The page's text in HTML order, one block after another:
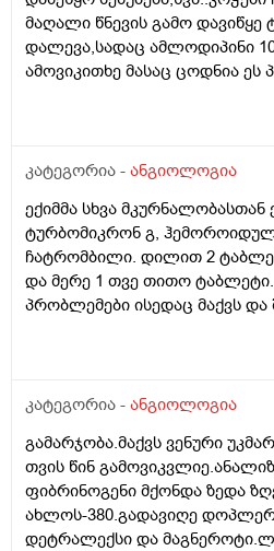
მაღალი წნევის გამო დავიწყე
დალევა,სადაც ამლოდიპინი
ამოვიკითხე მასაც ცოდნია
მქონია ასე
გადავიტვირთე,მუხლებზეც
აქამდე გამოჩნდებოდაო....
დავაბრალო არ ვიცი,მირჩიეთ
კატეგორია - ანგიოლოგია
ექიმმა სხვა
ტურბომიკრონ გ,
ჩატრომბილი. დილით 2
და მერე 1 თვე თითო ტაბლეტი.
პრობლემები ისედაც მაქვს და
შეწყვეტაზე მაბობენ ესეც
კატეგორია - ანგიოლოგია
გამარჯობა.მაქვს ვენური
თვის წინ
ფიბრინოგენი მქონდა ზედა
ახლოს-380.გადავიღე
დეტრალექსი და